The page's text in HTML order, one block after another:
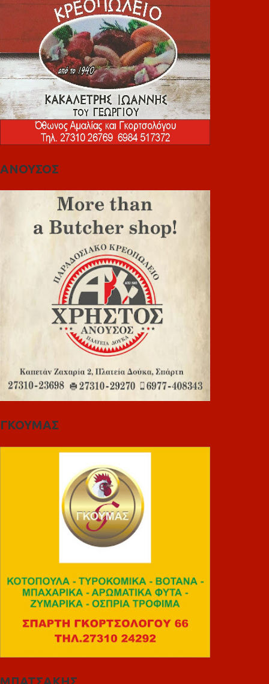
ΑΝΟΥΣΟΣ
ΓΚΟΥΜΑΣ
ΜΠΑΤΣΑΚΗΣ